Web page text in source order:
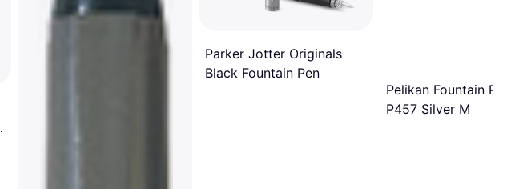
Parker Jotter Originals
Black Fountain Pen
Pelikan Fountain Pen
P457 Silver M